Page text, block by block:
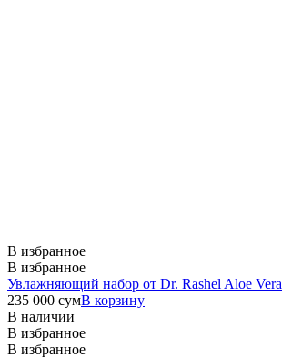
В избранное
В избранное
Увлажняющий набор от Dr. Rashel Aloe Vera
235 000 сумВ корзину
В наличии
В избранное
В избранное